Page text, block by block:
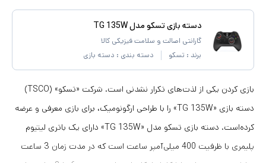
دسته بازی تسکو مدل TG 135W
گارانتی اصالت و سلامت فیزیکی کالا
برند : تسکو دسته بندی : دسته بازی
بازی کردن یکی از لذت‌های تکرار نشدنی است. شرکت «تسکو» (TSCO)
دسته‌ بازی «TG 135W» را با طراحی ارگونومیک، برای بازی معرفی و عرضه
کرده‌است. دسته بازی تسکو مدل «TG 135W» دارای یک باتری لیتیوم
پلیمری با ظرفیت 400 میلی‌آمپر ساعت است که در مدت زمان 3 ساعت